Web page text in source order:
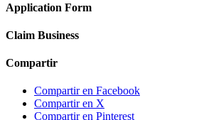
Application Form
Claim Business
Compartir
Compartir en Facebook
Compartir en X
Compartir en Pinterest